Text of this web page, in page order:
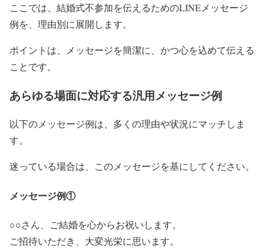
ここでは、結婚式不参加を伝えるためのLINEメッセージ
例を、理由別に展開します。
ポイントは、メッセージを簡潔に、かつ心を込めて伝える
ことです。
あらゆる場面に対応する汎用メッセージ例
以下のメッセージ例は、多くの理由や状況にマッチしま
す。
迷っている場合は、このメッセージを基にしてください。
メッセージ例①
○○さん、ご結婚を心からお祝いします。
ご招待いただき、大変光栄に思います。